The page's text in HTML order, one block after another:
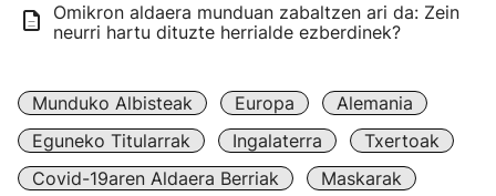
Omikron aldaera munduan zabaltzen ari da: Zein
neurri hartu dituzte herrialde ezberdinek?
Munduko Albisteak Europa
Alemania
Eguneko Titularrak
Ingalaterra
Txertoak
Covid-19aren Aldaera Berriak
Maskarak